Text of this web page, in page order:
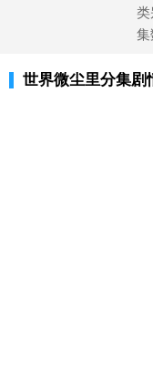
类
集
世界微尘里分集剧